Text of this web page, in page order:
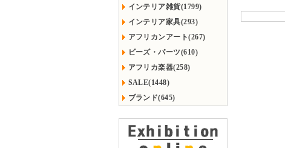
インテリア雑貨(1799)
インテリア家具(293)
アフリカンアート(267)
ビーズ・パーツ(610)
アフリカ楽器(258)
SALE(1448)
ブランド(645)